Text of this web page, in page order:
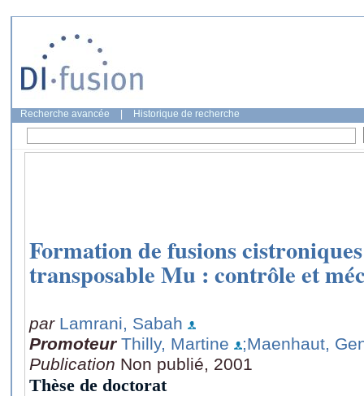
Recherche avancée Historique de recherche
Formation de fusions
transposable Mu : contrôle et
par Lamrani, Sabah
Promoteur Thilly, Martine
;Maenhaut,
Publication Non publié, 2001
Thèse de doctorat